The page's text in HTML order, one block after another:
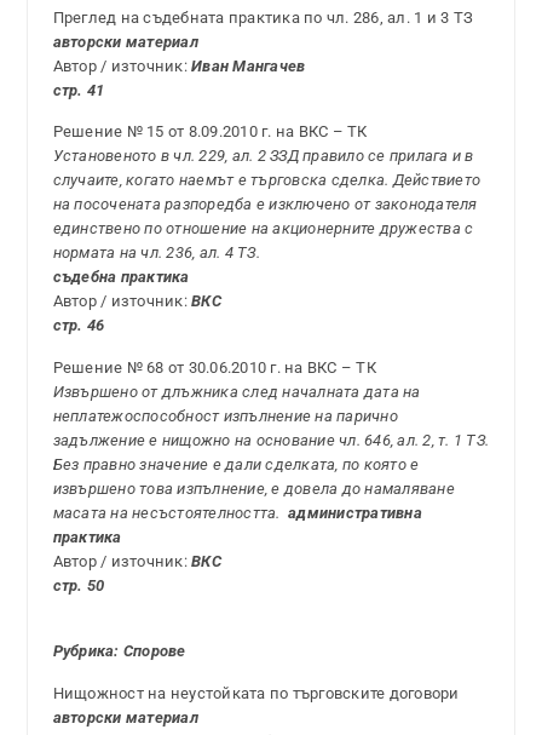
Преглед на съдебната практика по чл. 286, ал. 1 и 3 ТЗ
авторски материал
Автор / източник:Иван Мангачев
стр. 41
Решение № 15 от 8.09.2010 г. на ВКС – ТК
Установеното в чл. 229, ал. 2 ЗЗД правило се прилага и в
случаите, когато наемът е търговска сделка. Действието
на посочената разпоредба е изключено от законодателя
единствено по отношение на акционерните дружества с
нормата на чл. 236, ал. 4 ТЗ.
съдебна практика
Автор / източник:ВКС
стр. 46
Решение № 68 от 30.06.2010 г. на ВКС – ТК
Извършено от длъжника след началната дата на
неплатежоспособност изпълнение на парично
задължение е нищожно на основание чл. 646, ал. 2, т. 1 ТЗ.
Без правно значение е дали сделката, по която е
извършено това изпълнение, е довела до намаляване
масата на несъстоятелността. административна
практика
Автор / източник:ВКС
стр. 50
Рубрика: Спорове
Нищожност на неустойката по търговските договори
авторски материал